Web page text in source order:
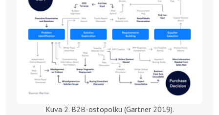
Kuva 2. B2B-ostopolku (Gartner 2019).